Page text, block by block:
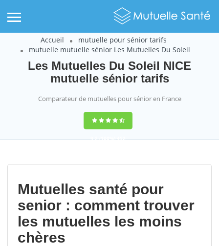
Accueil
mutuelle pour sénior tarifs
mutuelle mutuelle sénior Les Mutuelles Du Soleil
Les Mutuelles Du Soleil NICE
mutuelle sénior tarifs
Comparateur de mutuelles pour sénior en France
9,2(100%)452
Mutuelles santé pour
senior : comment trouver
les mutuelles les moins
chères